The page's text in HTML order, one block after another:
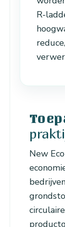
R-
New